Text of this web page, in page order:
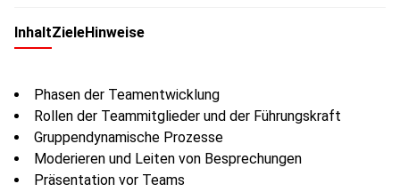
InhaltZieleHinweise
Phasen der Teamentwicklung
Rollen der Teammitglieder und der Führungskraft
Gruppendynamische Prozesse
Moderieren und Leiten von Besprechungen
Präsentation vor Teams